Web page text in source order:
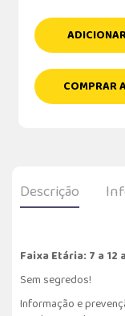
COMPRAR
Descrição
Faixa Etária: 7 a 12
Sem segredos!
Informação e